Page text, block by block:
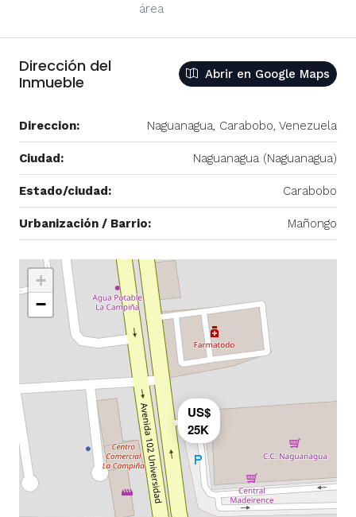
área
Dirección del
Inmueble
Abrir en Google Maps
Direccion: Naguanagua, Carabobo, Venezuela
Ciudad: Naguanagua (Naguanagua)
Estado/ciudad: Carabobo
Urbanización / Barrio: Mañongo
US$
25K
+
−